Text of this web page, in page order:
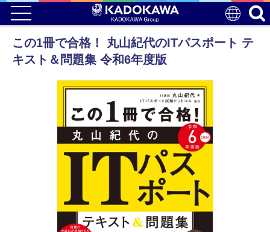
この1冊で合格！ 丸山紀代のITパスポート テ
キスト＆問題集 令和6年度版